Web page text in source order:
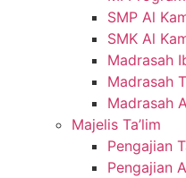
SMP Al
SMK Al
Madrasah
Madrasah
Madrasah
Majelis Ta’lim
Pengajian
Pengajian